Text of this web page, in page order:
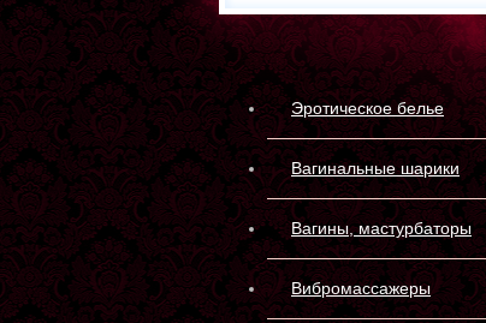
Эротическое белье
Вагинальные шарики
Вагины, мастурбаторы
Вибромассажеры